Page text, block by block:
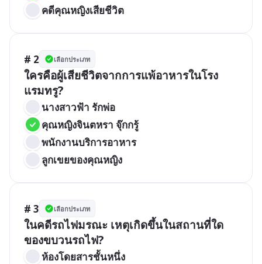
คดีคุณหญิงเสียชีวิต
# 2 เลือกประเภท
ใครคือผู้เสียชีวิตจากการแพ้อาหารในโรง
แรมทรู?
นางสาวฟ้า รักพ่อ
คุณหญิงจินตหรา จุ๊กกรู้
พนักงานบริการอาหาร
ลูกเขยของคุณหญิง
# 3 เลือกประเภท
ในคดีรถไฟมรณะ เหตุเกิดขึ้นในสถานที่ใด
ของขบวนรถไฟ?
ห้องโดยสารชั้นหนึ่ง